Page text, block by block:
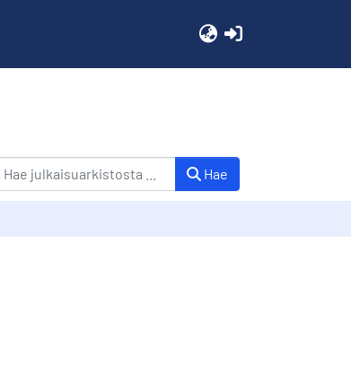
Hae